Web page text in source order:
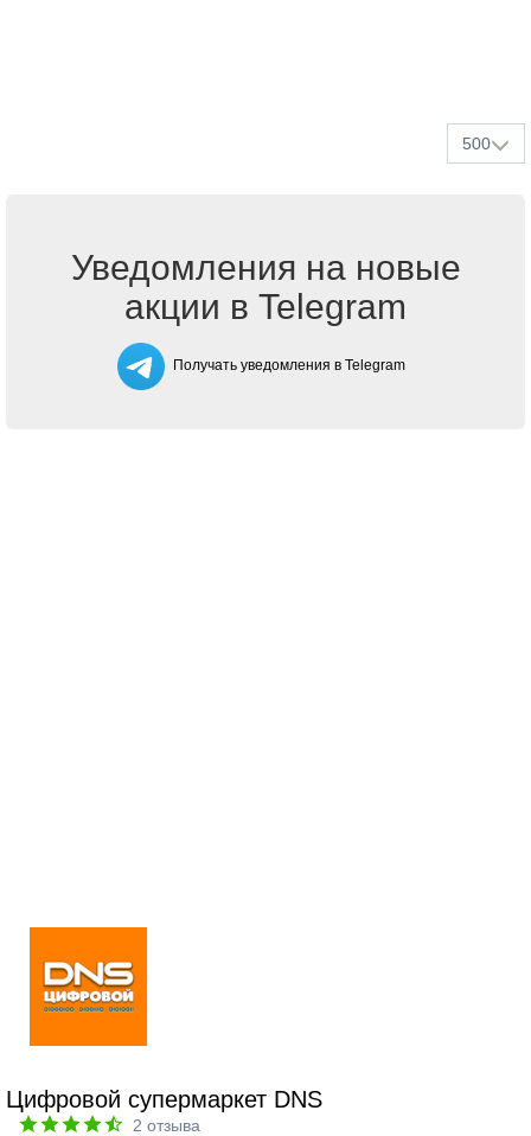
500
Уведомления на новые
акции в Telegram
Получать уведомления в Telegram
Цифровой супермаркет DNS
2 отзыва